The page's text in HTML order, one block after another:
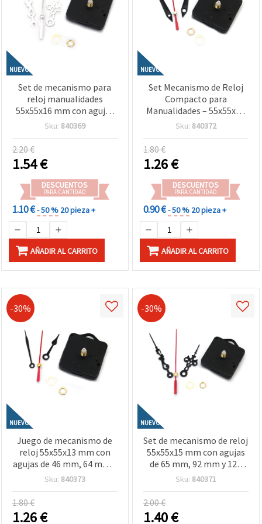
NUEVO
Set de mecanismo para
reloj manualidades
55x55x16 mm con agujas
vintage color plata (65
funciona con pila AA 1,5 V
Sku: 840369
2.20 €
1.54€
DESCUENTOS
PARA CANTIDAD
1.10 €- 50 % 20 pieza +
AÑADIR AL CARRITO
NUEVO
Set Mecanismo de Reloj
Compacto para
Manualidades – 55x55x13
mm con Agujas de 61 mm,
con Pila AA 1,5 V
Sku: 840372
1.80 €
1.26€
DESCUENTOS
PARA CANTIDAD
0.90 €- 50 % 20 pieza +
AÑADIR AL CARRITO
-30%
NUEVO
Juego de mecanismo de
reloj 55x55x13 mm con
agujas de 46 mm, 64 mm y
83 mm, para
scrapbooking, funciona
con pila AA 1,5 V
Sku: 840373
1.80 €
1.26€
-30%
NUEVO
Set de mecanismo de reloj
55x55x15 mm con agujas
de 65 mm, 92 mm y 120
mm, funciona con pila AA
Sku: 840371
2.00 €
1.40€